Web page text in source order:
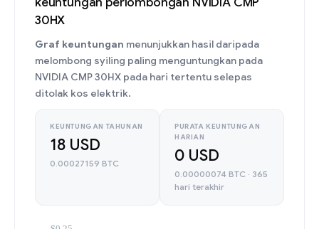
30HX
Graf keuntungan menunjukkan hasil daripada
melombong syiling paling menguntungkan pada
NVIDIA CMP 30HX pada hari tertentu selepas
ditolak kos elektrik.
KEUNTUNGAN TAHUNAN
18 USD
0.00027159 BTC
PURATA KEUNTUNGAN
HARIAN
0 USD
0.00000074 BTC · 365
hari terakhir